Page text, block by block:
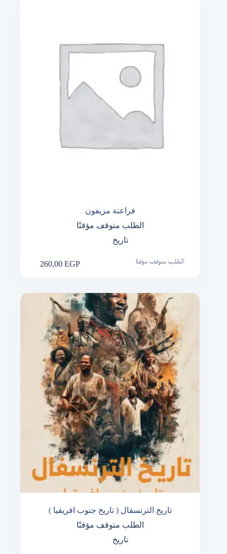
فراعنة مزيفون
الطلب متوقف مؤقتًا
تاريخ
260,00EGP الطلب متوقف مؤقتًا
تاريخ الترنسفال ( تاريخ جنوب افريقيا )
الطلب متوقف مؤقتًا
تاريخ